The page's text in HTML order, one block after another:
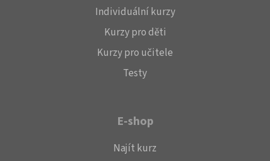
Individuální kurzy
Kurzy pro děti
Kurzy pro učitele
Testy
E-shop
Najít kurz